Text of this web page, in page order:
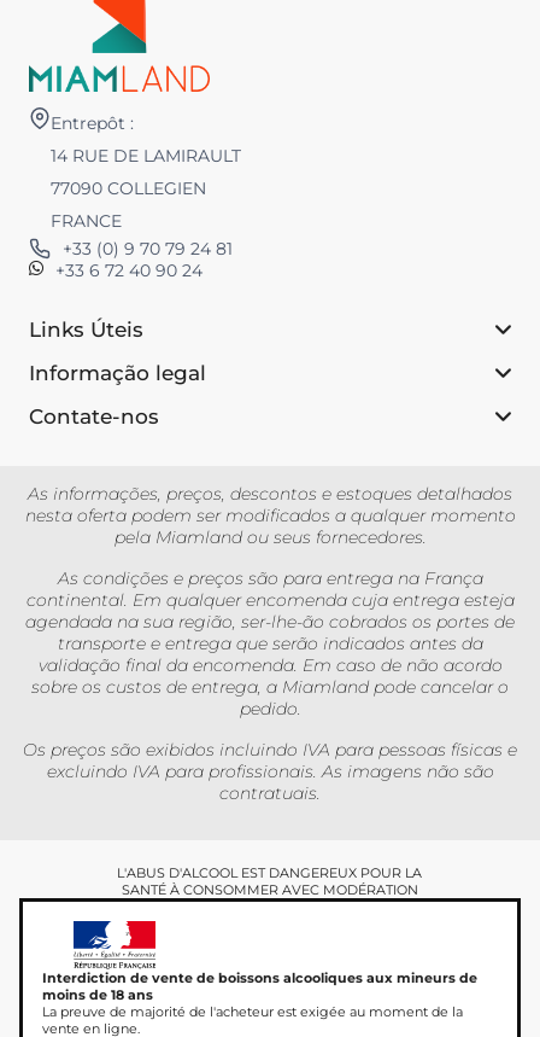
Entrepôt :
14 RUE DE LAMIRAULT
77090 COLLEGIEN
FRANCE
+33 (0) 9 70 79 24 81
+33 6 72 40 90 24
Links Úteis
Informação legal
Contate-nos
As informações, preços, descontos e estoques detalhados
nesta oferta podem ser modificados a qualquer momento
pela Miamland ou seus fornecedores.
As condições e preços são para entrega na França
continental. Em qualquer encomenda cuja entrega esteja
agendada na sua região, ser-lhe-ão cobrados os portes de
transporte e entrega que serão indicados antes da
validação final da encomenda. Em caso de não acordo
sobre os custos de entrega, a Miamland pode cancelar o
pedido.
Os preços são exibidos incluindo IVA para pessoas físicas e
excluindo IVA para profissionais. As imagens não são
contratuais.
L'ABUS D'ALCOOL EST DANGEREUX POUR LA
SANTÉ À CONSOMMER AVEC MODÉRATION
Interdiction de vente de boissons alcooliques aux mineurs de
moins de 18 ans
La preuve de majorité de l'acheteur est exigée au moment de la
vente en ligne.